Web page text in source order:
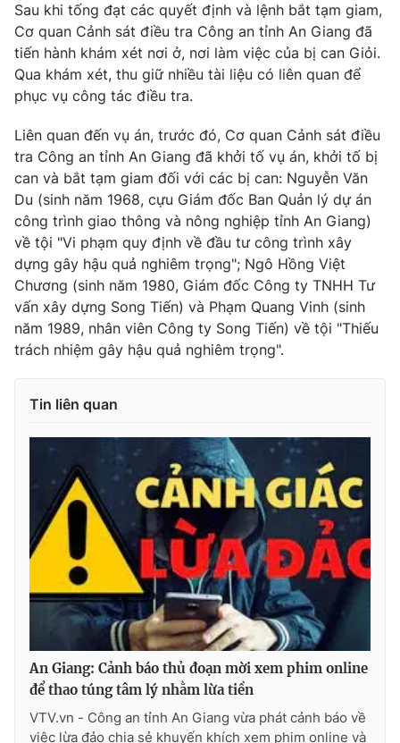
Video Shorts video
VTV Money VTV Thể thao
VTV Sức khoẻ Bất động sản
Thị trường 24h Tấm lòng Việt
VTV4 Vươn mình bằng AI
VTV9 VTV8
Liên hệ tòa soạn English
Theo dõi báo trên
Cơ quan chủ quản:Đài Truyền hình Việt Nam
Cơ quan báo chí:Thời báo VTV
Giấy phép hoạt động báo in và báo điện tử số 483/GP-BTTTT
cấp ngày 29/12/2023
Tổng Biên tập:Vũ Thanh Thủy
Phó Tổng Biên tập:Nguyễn Thị Mỹ Hạnh, Phạm Quốc Thắng,
Nguyễn Trọng Ninh
Tổng đài VTV: 024.38 355 931 - 024.38 355 932
Sau khi tống đạt các quyết định và lệnh bắt tạm giam,
Cơ quan Cảnh sát điều tra Công an tỉnh An Giang đã
tiến hành khám xét nơi ở, nơi làm việc của bị can Giỏi.
Qua khám xét, thu giữ nhiều tài liệu có liên quan để
phục vụ công tác điều tra.
Liên quan đến vụ án, trước đó, Cơ quan Cảnh sát điều
tra Công an tỉnh An Giang đã khởi tố vụ án, khởi tố bị
can và bắt tạm giam đối với các bị can: Nguyễn Văn
Du (sinh năm 1968, cựu Giám đốc Ban Quản lý dự án
công trình giao thông và nông nghiệp tỉnh An Giang)
về tội "Vi phạm quy định về đầu tư công trình xây
dựng gây hậu quả nghiêm trọng"; Ngô Hồng Việt
Chương (sinh năm 1980, Giám đốc Công ty TNHH Tư
vấn xây dựng Song Tiến) và Phạm Quang Vinh (sinh
năm 1989, nhân viên Công ty Song Tiến) về tội "Thiếu
trách nhiệm gây hậu quả nghiêm trọng".
Tin liên quan
An Giang: Cảnh báo thủ đoạn mời xem phim online
để thao túng tâm lý nhằm lừa tiền
VTV.vn - Công an tỉnh An Giang vừa phát cảnh báo về
việc lừa đảo chia sẻ khuyến khích xem phim online và